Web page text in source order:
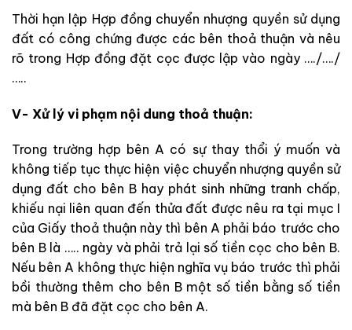
Thời hạn lập Hợp đồng chuyển nhượng quyền sử dụng
đất có công chứng được các bên thoả thuận và nêu
rõ trong Hợp đồng đặt cọc được lập vào ngày …./…./
…..
V- Xử lý vi phạm nội dung thoả thuận:
Trong trường hợp bên A có sự thay thổi ý muốn và
không tiếp tục thực hiện việc chuyển nhượng quyền sử
dụng đất cho bên B hay phát sinh những tranh chấp,
khiếu nại liên quan đến thửa đất được nêu ra tại mục I
của Giấy thoả thuận này thì bên A phải báo trước cho
bên B là ….. ngày và phải trả lại số tiền cọc cho bên B.
Nếu bên A không thực hiện nghĩa vụ báo trước thì phải
bồi thường thêm cho bên B một số tiền bằng số tiền
mà bên B đã đặt cọc cho bên A.